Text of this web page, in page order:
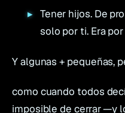
Tener hijos. De
solo por ti. Era
Y algunas + pequeñas,
como cuando todos
imposible de cerrar —y